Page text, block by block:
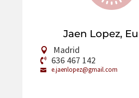
Jaen Lopez,
Madrid
636 467 142
e.jaenlopez@gmail.com